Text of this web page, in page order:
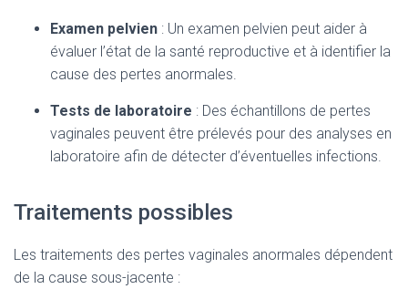
Examen pelvien : Un examen pelvien peut aider à
évaluer l’état de la santé reproductive et à identifier la
cause des pertes anormales.
Tests de laboratoire : Des échantillons de pertes
vaginales peuvent être prélevés pour des analyses en
laboratoire afin de détecter d’éventuelles infections.
Traitements possibles
Les traitements des pertes vaginales anormales dépendent
de la cause sous-jacente :